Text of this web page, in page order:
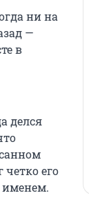
ни на
—
в
делся
четко его
именем.